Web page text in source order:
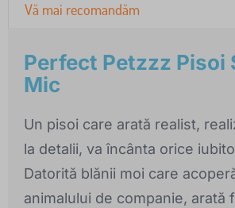
Vă mai recomandăm
Perfect Petzzz Pisoi
Mic
Un pisoi care arată realist,
la detalii, va încânta orice
Datorită blănii moi care
animalului de companie, arată